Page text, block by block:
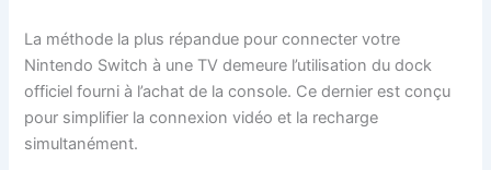
La méthode la plus répandue pour connecter votre
Nintendo Switch à une TV demeure l’utilisation du dock
officiel fourni à l’achat de la console. Ce dernier est conçu
pour simplifier la connexion vidéo et la recharge
simultanément.